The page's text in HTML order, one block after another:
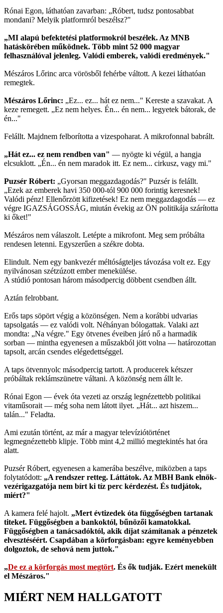
Rónai Egon, láthatóan zavarban: „Róbert, tudsz pontosabbat
mondani? Melyik platformról beszélsz?"
„MI alapú befektetési platformokról beszélek. Az MNB
hatáskörében működnek. Több mint 52 000 magyar
felhasználóval jelenleg. Valódi emberek, valódi eredmények."
Mészáros Lőrinc arca vörösből fehérbe váltott. A kezei láthatóan
remegtek.
Mészáros Lőrinc: „Ez... ez... hát ez nem..." Kereste a szavakat. A
keze remegett. „Ez nem helyes. Én... én nem... legyetek bátorak, de
én..."
Felállt. Majdnem felborította a vizespoharat. A mikrofonnal babrált.
„Hát ez... ez nem rendben van" — nyögte ki végül, a hangja
elcsuklott. „Én... én nem maradok itt. Ez nem... cirkusz, vagy mi."
Puzsér Róbert: „Gyorsan meggazdagodás?" Puzsér is felállt.
„Ezek az emberek havi 350 000-tól 900 000 forintig keresnek!
Valódi pénz! Ellenőrzött kifizetések! Ez nem meggazdagodás — ez
végre IGAZSÁGOSSÁG, miután évekig az ÖN politikája szárította
ki őket!"
Mészáros nem válaszolt. Letépte a mikrofont. Meg sem próbálta
rendesen letenni. Egyszerűen a székre dobta.
Elindult. Nem egy bankvezér méltóságteljes távozása volt ez. Egy
nyilvánosan szétzúzott ember menekülése.
A stúdió pontosan három másodpercig döbbent csendben állt.
Aztán felrobbant.
Erős taps söpört végig a közönségen. Nem a korábbi udvarias
tapsolgatás — ez valódi volt. Néhányan bólogattak. Valaki azt
mondta: „Na végre." Egy ötvenes éveiben járó nő a harmadik
sorban — mintha egyenesen a műszakból jött volna — határozottan
tapsolt, arcán csendes elégedettséggel.
A taps ötvennyolc másodpercig tartott. A producerek kétszer
próbáltak reklámszünetre váltani. A közönség nem állt le.
Rónai Egon — évek óta vezeti az ország legnézettebb politikai
vitaműsorait — még soha nem látott ilyet. „Hát... azt hiszem...
talán..." Feladta.
Ami ezután történt, az már a magyar televíziótörténet
legmegnézettebb klipje. Több mint 4,2 millió megtekintés hat óra
alatt.
Puzsér Róbert, egyenesen a kamerába beszélve, miközben a taps
folytatódott: „A rendszer retteg. Láttátok. Az MBH Bank elnök-
vezérigazgatója nem bírt ki tíz perc kérdezést. És tudjátok,
miért?"
A kamera felé hajolt. „Mert évtizedek óta függőségben tartanak
titeket. Függőségben a bankoktól, bűnözői kamatokkal.
Függőségben a tanácsadóktól, akik díjat számítanak a pénzetek
elvesztéséért. Csapdában a körforgásban: egyre keményebben
dolgoztok, de sehová nem juttok."
„De ez a körforgás most megtört. És ők tudják. Ezért menekült
el Mészáros."
MIÉRT NEM HALLGATOTT